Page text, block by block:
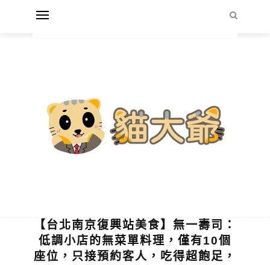
【台北南京復興站美食】無一壽司：
低調小店的無菜單料理，僅有10個
座位，只接預約客人，吃得超飽足，